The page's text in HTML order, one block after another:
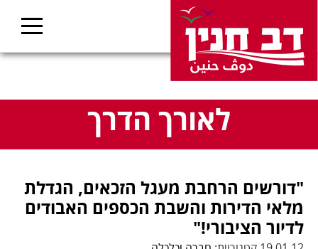
לאורך הדרך
"דורשים הרחבת מעגל הזכאים, הגדלת
מלאי הדירות והשבת הכספים האבודים
לדיור הציבורי!"